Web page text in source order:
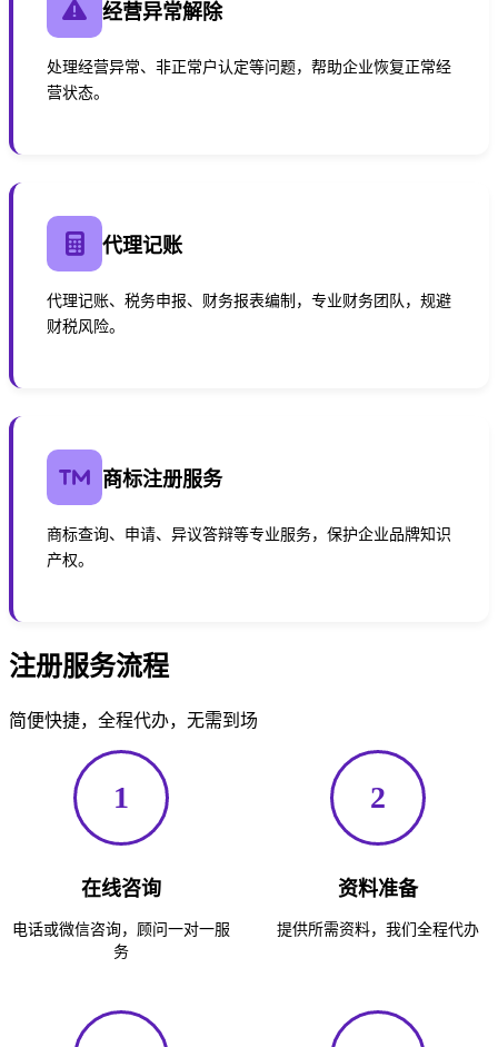
经营异常解除
处理经营异常、非正常户认定等问题，帮助企业恢复正常经
营状态。
代理记账
代理记账、税务申报、财务报表编制，专业财务团队，规避
财税风险。
商标注册服务
商标查询、申请、异议答辩等专业服务，保护企业品牌知识
产权。
注册服务流程
简便快捷，全程代办，无需到场
1
在线咨询
电话或微信咨询，顾问一对一服
务
2
资料准备
提供所需资料，我们全程代办